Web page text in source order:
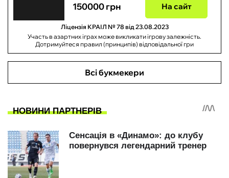
150000 грн На сайт
Ліцензія КРАІЛ № 78 від 23.08.2023
Участь в азартних іграх може викликати ігрову залежність.
Дотримуйтеся правил (принципів) відповідальної гри
Всі букмекери